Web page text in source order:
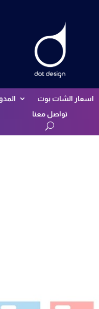
اسعار الشات بوت
تواصل معنا